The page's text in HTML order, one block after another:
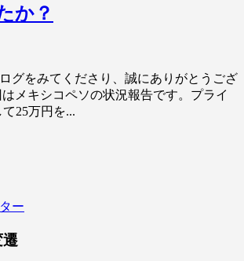
か？
グをみてくださり、誠にありがとうござ
メキシコペソの状況報告です。プライ
25万円を...
遷